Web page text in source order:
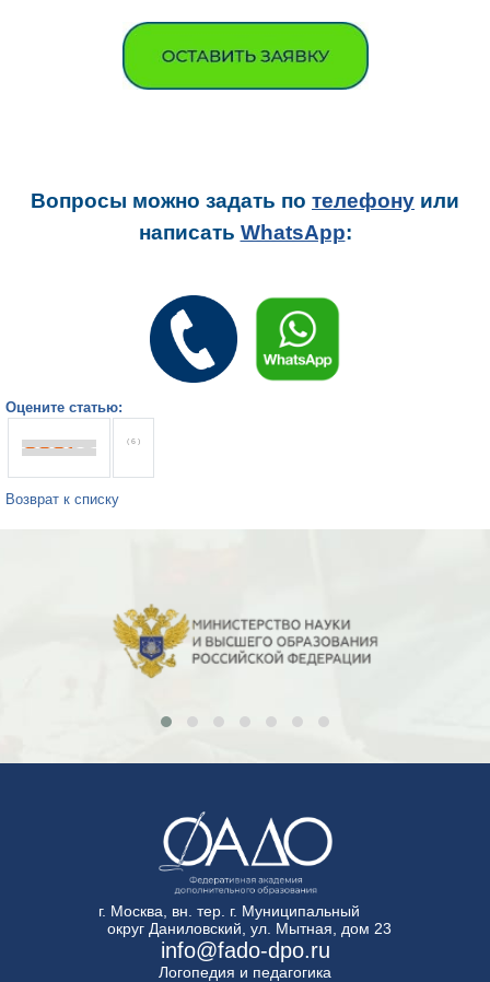
Вопросы можно задать по телефону или
написать WhatsApp:
Оцените статью:
( 6 )
Возврат к списку
г. Москва, вн. тер. г. Муниципальный
округ Даниловский, ул. Мытная, дом 23
info@fado-dpo.ru
Логопедия и педагогика